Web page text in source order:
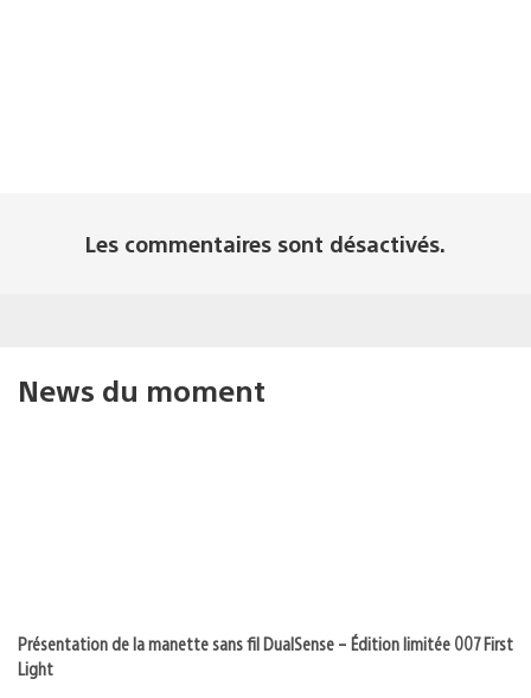
Les commentaires sont désactivés.
News du moment
Présentation de la manette sans fil DualSense – Édition limitée 007 First
Light